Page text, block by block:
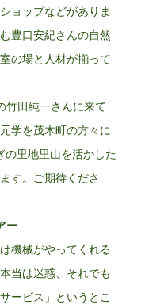
ョップなどがありま
豊口安紀さんの自然
の場と人材が揃って
竹田純一さんに来て
学を茂木町の方々に
の里地里山を活かした
す。ご期待くださ
ー
機械がやってくれる
当は迷惑、それでも
ービス」というとこ